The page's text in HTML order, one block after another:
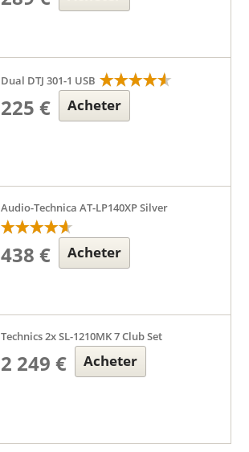
Dual DTJ 301-1 USB
225 € Acheter
Audio-Technica AT-LP140XP Silver
438 € Acheter
Technics 2x SL-1210MK 7 Club Set
2 249 € Acheter